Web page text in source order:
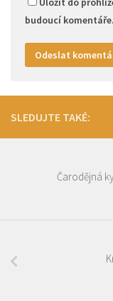
budoucí komentáře.
SLEDUJTE TAKÉ:
Čarodějná